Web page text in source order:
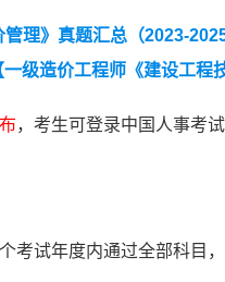
理》真题汇总（2023-2025
一级造价工程师《建设工
， 考生可登录中国人事考试
考试年度内通过全部科目